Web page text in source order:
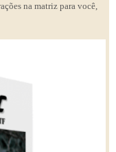
na matriz para você,